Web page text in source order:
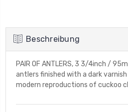
Beschreibung
PAIR OF ANTLERS, 3 3/4inch /
antlers finished with a dark
modern reproductions of cuckoo